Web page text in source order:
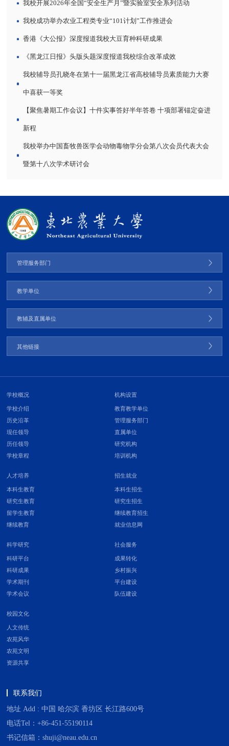
我校开展2026年全国“安全生产月”暨实验室安全系列活动
我校成功举办农业工程类专业“101计划”工作推进会
香港《大公报》深度报道我校大豆育种科研成果
《黑龙江日报》头版头题深度报道我校综合改革成效
我校辅导员孔晓冬在第十一届黑龙江省高校辅导员素质能力大赛
中喜获一等奖
【聚焦暑期工作会议】十件实事答好半年答卷 十项部署锚定奋进
新程
我校举办中国畜牧兽医学会动物毒物学分会第八次会员代表大会
暨第十八次学术研讨会
管理服务部门
教学单位
教辅及直属单位
其他链接
学校概况
学校介绍
历史沿革
现任领导
历任领导
学校章程
机构设置
教育教学单位
管理服务部门
直属单位
研究机构
培训机构
人才培养
本科生教育
研究生教育
留学生教育
继续教育
招生就业
本科生招生
研究生招生
继续教育招生
就业信息网
科学研究
科研平台
科研成果
学术期刊
学术会议
社会服务
成果转化
乡村振兴
平台建设
队伍建设
校园文化
人文传统
农苑风华
农苑文明
资源共享
联系我们
地址 Add : 中国 哈尔滨 香坊区 长江路600号
电话Tel：+86-451-55190114
书记信箱：shuji@neau.edu.cn